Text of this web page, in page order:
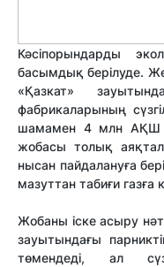
Кәсіпорындарды
басымдық берілуде.
«Қазкат»
фабрикаларының
шамамен 4 млн АҚШ
жобасы толық
нысан пайдалануға
мазуттан табиғи газға
Жобаны іске асыру
зауытындағы
төмендеді, ал